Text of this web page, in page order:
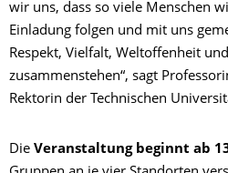
wir uns, dass so viele Menschen
Einladung folgen und mit uns
Respekt, Vielfalt, Weltoffenheit
zusammenstehen“, sagt
Rektorin der Technischen
Die Veranstaltung beginnt ab